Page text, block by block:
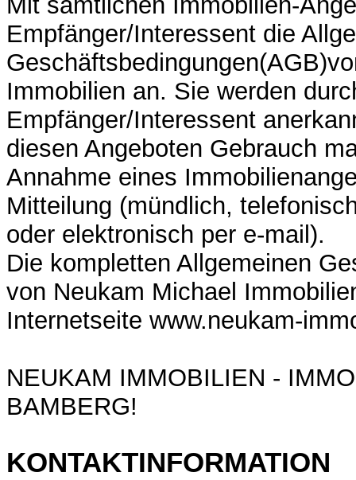
Empfänger/Interessent die
Immobilien an. Sie werden
Empfänger/Interessent
diesen Angeboten Gebrauch
Annahme eines
Mitteilung (mündlich,
oder elektronisch per e-mail).
Die kompletten Allgemeinen
von Neukam Michael
Internetseite www.neukam-
NEUKAM IMMOBILIEN -
BAMBERG!
KONTAKTINFORMATION